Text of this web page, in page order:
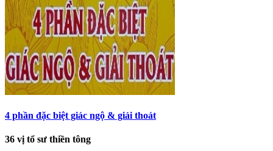
4 phần đặc biệt giác ngộ & giải thoát
36 vị tổ sư thiền tông